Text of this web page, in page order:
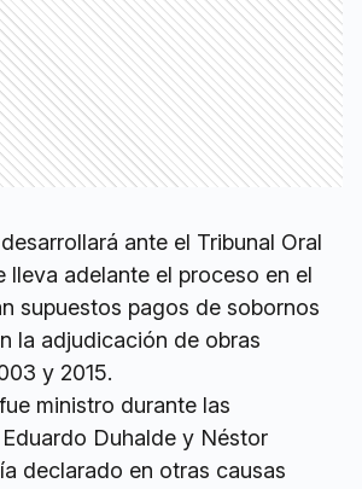
ante el Tribunal Oral
lleva adelante el proceso en el
supuestos pagos de sobornos
la adjudicación de obras
y 2015.
ministro durante las
Duhalde y Néstor
declarado en otras causas